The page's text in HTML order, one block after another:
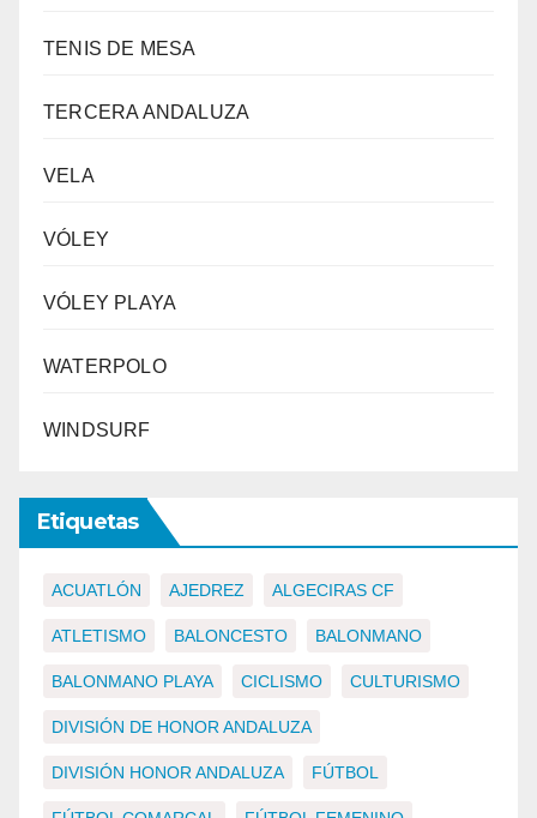
TENIS DE MESA
TERCERA ANDALUZA
VELA
VÓLEY
VÓLEY PLAYA
WATERPOLO
WINDSURF
Etiquetas
ACUATLÓN AJEDREZ ALGECIRAS CF
ATLETISMO BALONCESTO BALONMANO
BALONMANO PLAYA CICLISMO CULTURISMO
DIVISIÓN DE HONOR ANDALUZA
DIVISIÓN HONOR ANDALUZA FÚTBOL